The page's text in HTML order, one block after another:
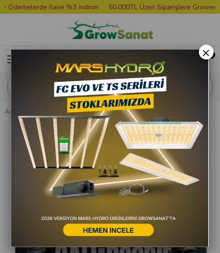
İlave %3 indirim 50.000TL Üzeri Siparişlere Grower
Anasayfa Diğer Ürünler Tepsi Küçük Metal Tepsi Call Of Doobie
×